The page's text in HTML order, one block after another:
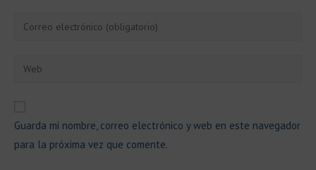
de
comentar
Introduce
de
para
comentar
Introduce
tu
web
Guarda mi nombre, correo electrónico y web en este navegador
para la próxima vez que comente.